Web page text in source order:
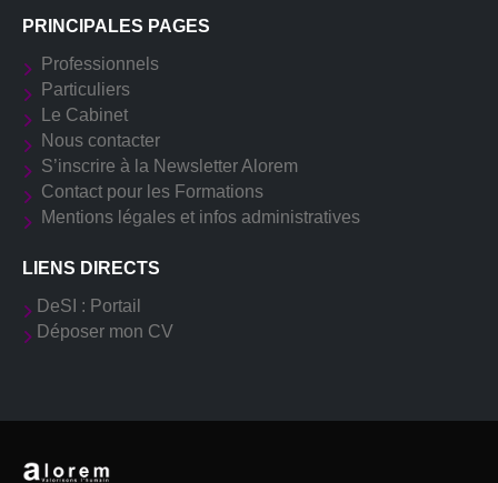
PRINCIPALES PAGES
Professionnels
Particuliers
Le Cabinet
Nous contacter
S’inscrire à la Newsletter Alorem
Contact pour les Formations
Mentions légales et infos administratives
LIENS DIRECTS
DeSI : Portail
Déposer mon CV